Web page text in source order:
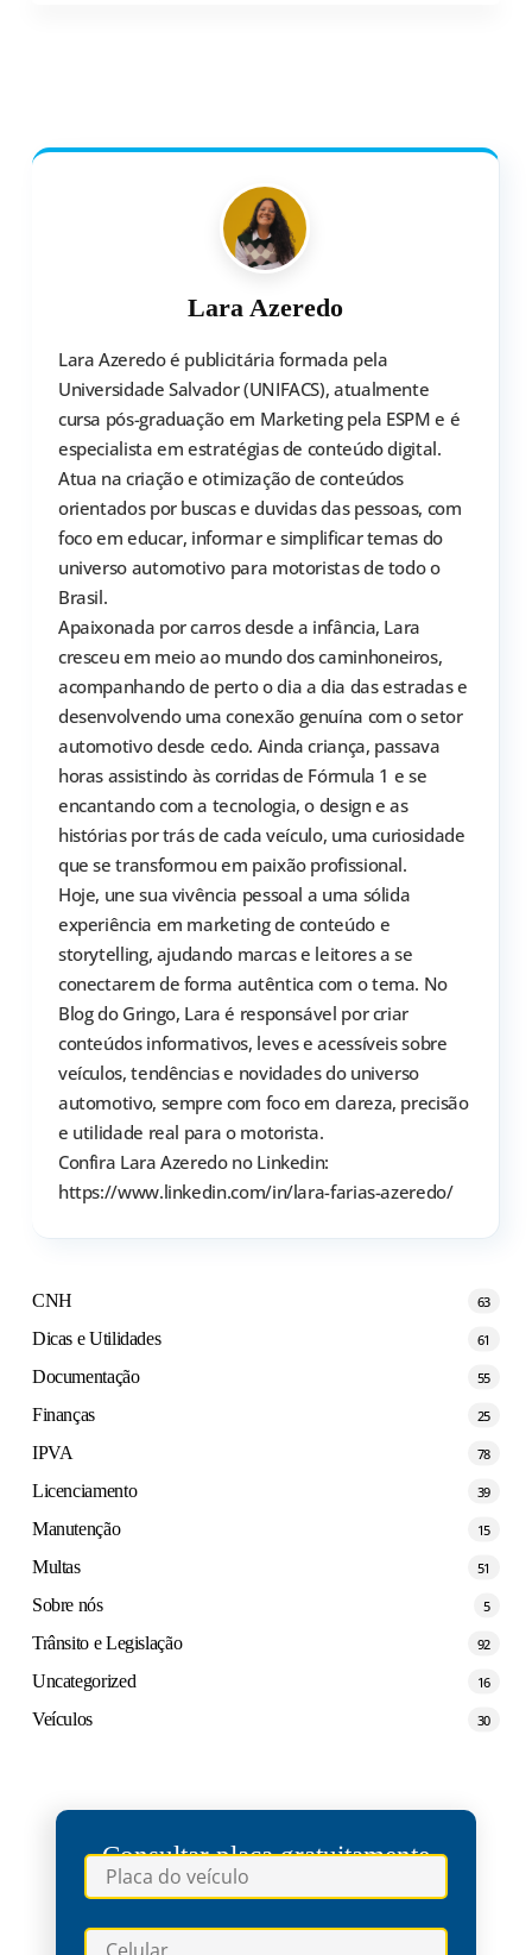
Lara Azeredo
Lara Azeredo é publicitária formada pela
Universidade Salvador (UNIFACS), atualmente
cursa pós-graduação em Marketing pela ESPM e é
especialista em estratégias de conteúdo digital.
Atua na criação e otimização de conteúdos
orientados por buscas e duvidas das pessoas, com
foco em educar, informar e simplificar temas do
universo automotivo para motoristas de todo o
Brasil.
Apaixonada por carros desde a infância, Lara
cresceu em meio ao mundo dos caminhoneiros,
acompanhando de perto o dia a dia das estradas e
desenvolvendo uma conexão genuína com o setor
automotivo desde cedo. Ainda criança, passava
horas assistindo às corridas de Fórmula 1 e se
encantando com a tecnologia, o design e as
histórias por trás de cada veículo, uma curiosidade
que se transformou em paixão profissional.
Hoje, une sua vivência pessoal a uma sólida
experiência em marketing de conteúdo e
storytelling, ajudando marcas e leitores a se
conectarem de forma autêntica com o tema. No
Blog do Gringo, Lara é responsável por criar
conteúdos informativos, leves e acessíveis sobre
veículos, tendências e novidades do universo
automotivo, sempre com foco em clareza, precisão
e utilidade real para o motorista.
Confira Lara Azeredo no Linkedin:
https://www.linkedin.com/in/lara-farias-azeredo/
CNH 63
Dicas e Utilidades 61
Documentação 55
Finanças 25
IPVA 78
Licenciamento 39
Manutenção 15
Multas 51
Sobre nós 5
Trânsito e Legislação 92
Uncategorized 16
Veículos 30
Consultar placa gratuitamente